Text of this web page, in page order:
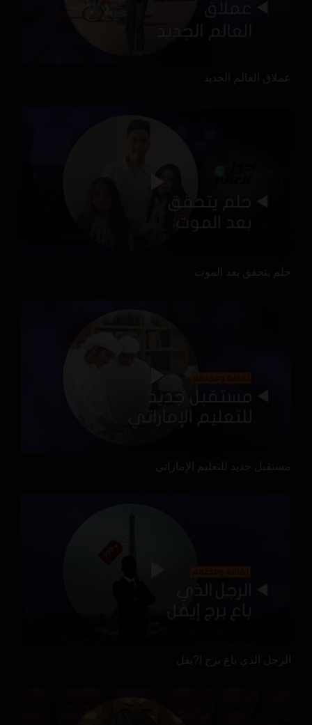
عملاق العالم الجديد
حلم يتحقق بعد الموت
مستقبل جديد للتعليم الإماراتي
الرجل الذي باع برج ا?يفل